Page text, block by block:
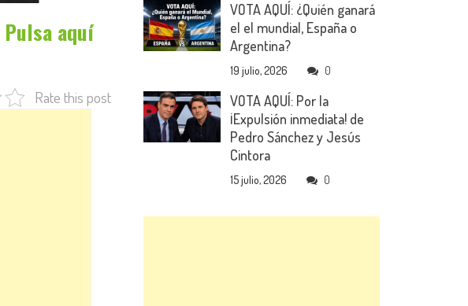
Pulsa aquí
Rate this post
VOTA AQUÍ: ¿Quién ganará
el el mundial, España o
Argentina?
19 julio, 2026 0
VOTA AQUÍ: Por la
¡Expulsión inmediata! de
Pedro Sánchez y Jesús
Cintora
15 julio, 2026 0